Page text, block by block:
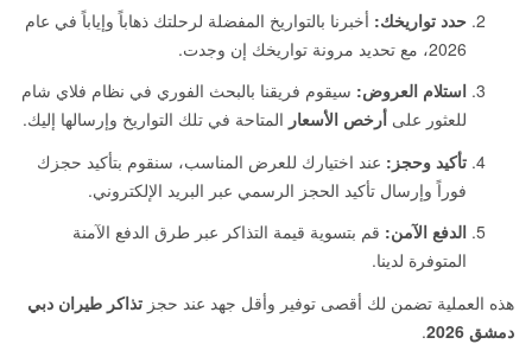
حدد تواريخك: أخبرنا بالتواريخ المفضلة لرحلتك ذهاباً وإياباً في عام
2026، مع تحديد مرونة تواريخك إن وجدت.
استلام العروض: سيقوم فريقنا بالبحث الفوري في نظام فلاي شام
للعثور على أرخص الأسعار المتاحة في تلك التواريخ وإرسالها إليك.
تأكيد وحجز: عند اختيارك للعرض المناسب، سنقوم بتأكيد حجزك
فوراً وإرسال تأكيد الحجز الرسمي عبر البريد الإلكتروني.
الدفع الآمن: قم بتسوية قيمة التذاكر عبر طرق الدفع الآمنة
المتوفرة لدينا.
هذه العملية تضمن لك أقصى توفير وأقل جهد عند حجز تذاكر طيران دبي
دمشق 2026
.